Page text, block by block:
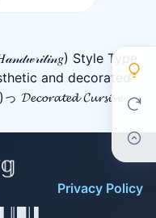
Style Type
and decorated
𝓒𝓾𝓻𝓼𝓲𝓿𝓮
Privacy Policy